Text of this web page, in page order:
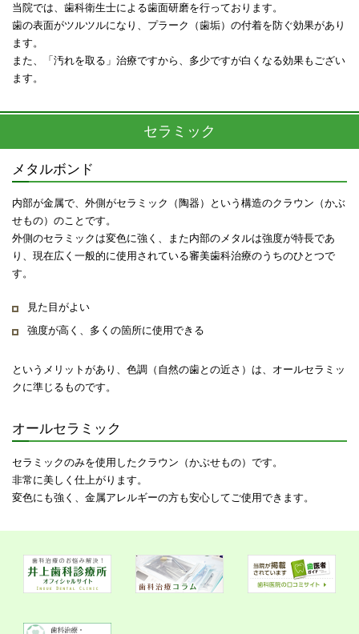
当院では、歯科衛生士による歯面研磨を行っております。
歯の表面がツルツルになり、プラーク（歯垢）の付着を防ぐ効果があり
ます。
また、「汚れを取る」治療ですから、多少ですが白くなる効果もござい
ます。
セラミック
メタルボンド
内部が金属で、外側がセラミック（陶器）という構造のクラウン（かぶ
せもの）のことです。
外側のセラミックは変色に強く、また内部のメタルは強度が特長であ
り、現在広く一般的に使用されている審美歯科治療のうちのひとつで
す。
見た目がよい
強度が高く、多くの箇所に使用できる
というメリットがあり、色調（自然の歯との近さ）は、オールセラミッ
クに準じるものです。
オールセラミック
セラミックのみを使用したクラウン（かぶせもの）です。
非常に美しく仕上がります。
変色にも強く、金属アレルギーの方も安心してご使用できます。